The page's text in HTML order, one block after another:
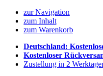
zur Navigation
zum Inhalt
zum Warenkorb
Deutschland:
Kostenloser
Zustellung in 2